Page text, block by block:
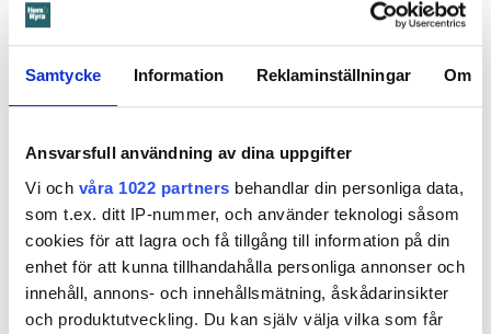
Samtycke Information Reklaminställningar Om
Ansvarsfull användning av dina uppgifter
Vi och våra 1022 partners behandlar din personliga data,
som t.ex. ditt IP-nummer, och använder teknologi såsom
cookies för att lagra och få tillgång till information på din
enhet för att kunna tillhandahålla personliga annonser och
innehåll, annons- och innehållsmätning, åskådarinsikter
och produktutveckling. Du kan själv välja vilka som får
Det var när hyresvärdens hantverkare skulle byta ett
plastmattan på väggen i duschen upptäcktes. Strax efter
detta lät värden ett företag göra en besiktning av
svetsskarven under en längre tid och orsakat omfattande
Därför sade den privata hyresvärden upp hyreskontraktet
med hänvisning till att hyresgästen inte iakttagit sin så
kallade vårdplikt (se faktaruta). Eftersom han inte gick med
på att flytta fick hyresnämnden i Malmö pröva
uppsägningen.